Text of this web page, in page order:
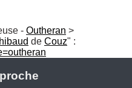
- Outheran >
de Couz